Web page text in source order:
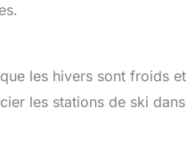
les hivers sont froids et
les stations de ski dans